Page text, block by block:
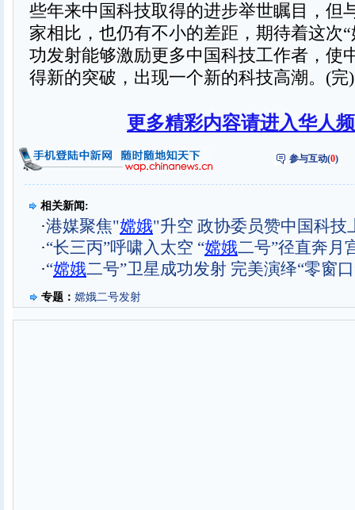
些年来中国科技取得的进步举世瞩目，但
家相比，也仍有不小的差距，期待着这次
功发射能够激励更多中国科技工作者，使
得新的突破，出现一个新的科技高潮。(完)
更多精彩内容请进入华人
参与互动(0)
相关新闻:
·港媒聚焦"嫦娥"升空 政协委员赞中国科技
·“长三丙”呼啸入太空 “嫦娥二号”径直奔月
·“嫦娥二号”卫星成功发射 完美演绎“零窗
专题： 嫦娥二号发射